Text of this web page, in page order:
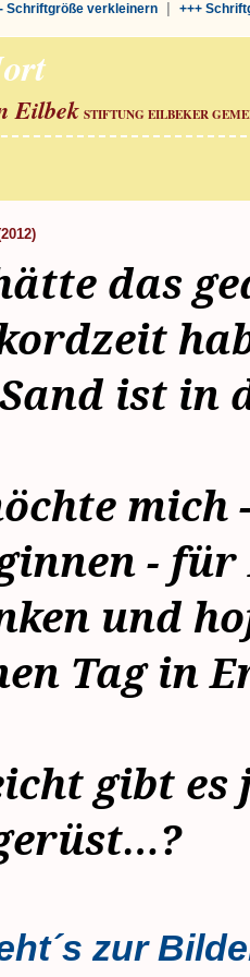
Schriftgröße verkleinern| +++
Eilbek STIFTUNG EILBEKER
das
ist in
mich
-
und
Tag in
gibt es
zur